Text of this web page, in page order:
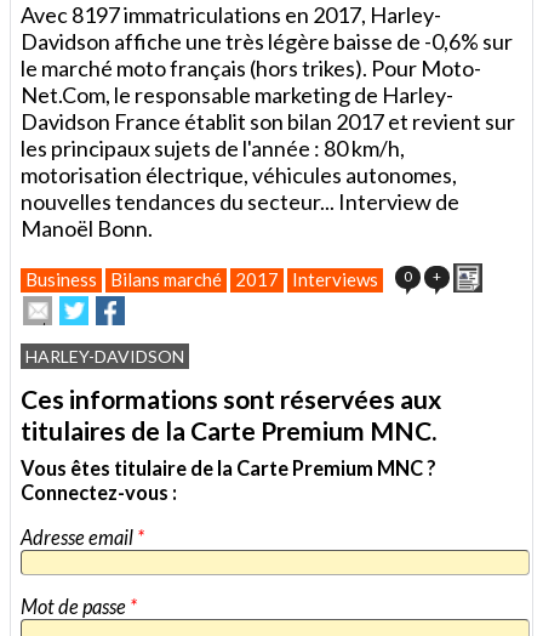
Avec 8197 immatriculations en 2017, Harley-
Davidson affiche une très légère baisse de -0,6% sur
le marché moto français (hors trikes). Pour Moto-
Net.Com, le responsable marketing de Harley-
Davidson France établit son bilan 2017 et revient sur
les principaux sujets de l'année : 80 km/h,
motorisation électrique, véhicules autonomes,
nouvelles tendances du secteur... Interview de
Manoël Bonn.
Business Bilans marché 2017 Interviews 0 +
Envoyer
cet
article
à
un
ami
Partager
sur
Twitter
sur
Facebook
HARLEY-DAVIDSON
Ces informations sont réservées aux
titulaires de la Carte Premium MNC.
Vous êtes titulaire de la Carte Premium MNC ?
Connectez-vous :
Adresse email *
Mot de passe *